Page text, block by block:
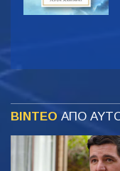
ΒΙΝΤΕΟ ΑΠΟ